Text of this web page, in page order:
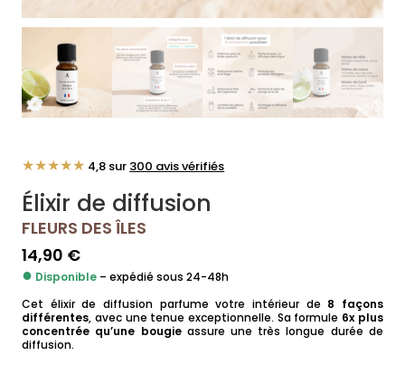
★★★★★ 4,8 sur 300 avis vérifiés
Élixir de diffusion
FLEURS DES ÎLES
14,90 €
● Disponible – expédié sous 24-48h
Cet élixir de diffusion parfume votre intérieur de 8 façons
différentes, avec une tenue exceptionnelle. Sa formule 6x plus
concentrée qu’une bougieassure une très longue durée de
diffusion.